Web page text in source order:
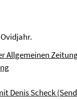
Allgemeinen
Denis Scheck